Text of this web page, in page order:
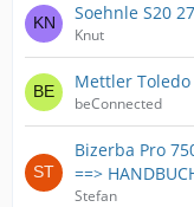
Soehnle S20
Knut
Mettler Toledo
beConnected
Bizerba Pro
==>
Stefan